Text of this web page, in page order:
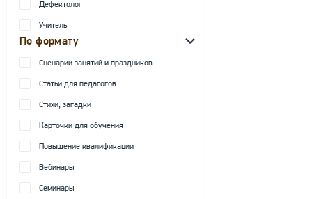
Дефектолог
Учитель
По формату
Сценарии занятий и праздников
Статьи для педагогов
Стихи, загадки
Карточки для обучения
Повышение квалификации
Вебинары
Семинары